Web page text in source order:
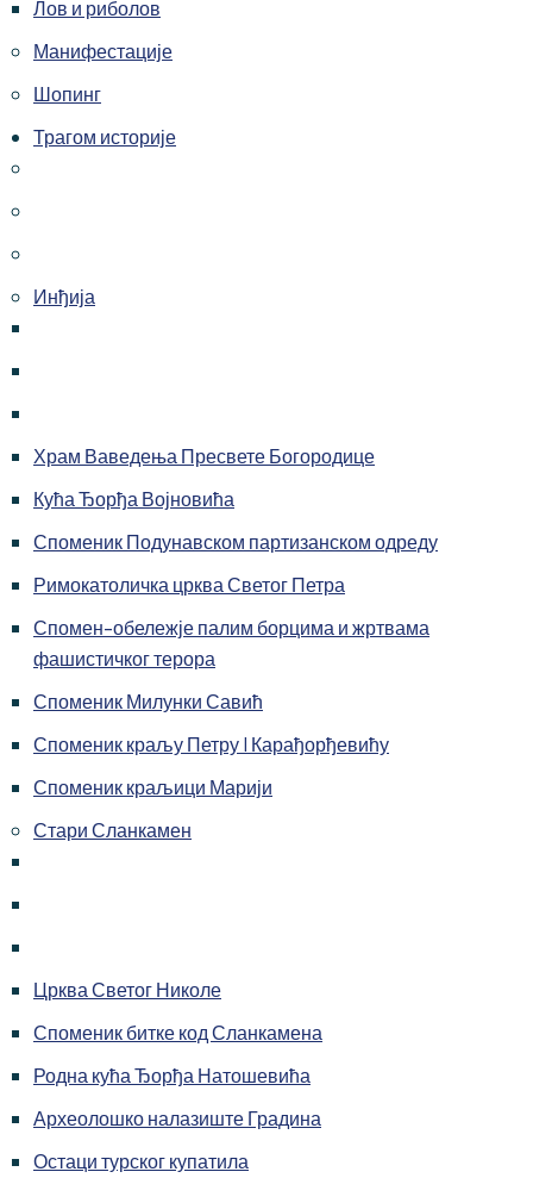
Лов и риболов
Манифестације
Шопинг
Трагом историје
Инђија
Храм Ваведења Пресвете Богородице
Кућа Ђорђа Војновића
Споменик Подунавском партизанском одреду
Римокатоличка црква Светог Петра
Спомен-обележје палим борцима и жртвама
фашистичког терора
Споменик Милунки Савић
Споменик краљу Петру I Карађорђевићу
Споменик краљици Марији
Стари Сланкамен
Црква Светог Николе
Споменик битке код Сланкамена
Родна кућа Ђорђа Натошевића
Археолошко налазиште Градина
Остаци турског купатила